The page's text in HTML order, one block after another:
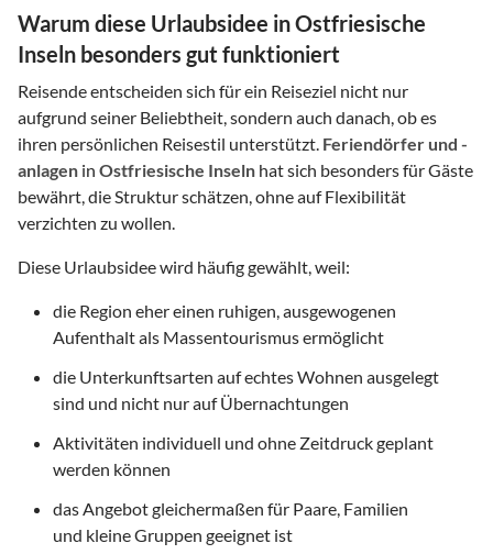
Warum diese Urlaubsidee in Ostfriesische
Inseln besonders gut funktioniert
Reisende entscheiden sich für ein Reiseziel nicht nur
aufgrund seiner Beliebtheit, sondern auch danach, ob es
ihren persönlichen Reisestil unterstützt. Feriendörfer und -
anlagen in Ostfriesische Inseln hat sich besonders für Gäste
bewährt, die Struktur schätzen, ohne auf Flexibilität
verzichten zu wollen.
Diese Urlaubsidee wird häufig gewählt, weil:
die Region eher einen ruhigen, ausgewogenen
Aufenthalt als Massentourismus ermöglicht
die Unterkunftsarten auf echtes Wohnen ausgelegt
sind und nicht nur auf Übernachtungen
Aktivitäten individuell und ohne Zeitdruck geplant
werden können
das Angebot gleichermaßen für Paare, Familien
und kleine Gruppen geeignet ist